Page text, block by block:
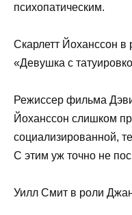
психопатическим.
Скарлетт Йоханссон
«Девушка с
Режиссер фильма
Йоханссон слишком
социализированной,
С этим уж точно не
Уилл Смит в роли